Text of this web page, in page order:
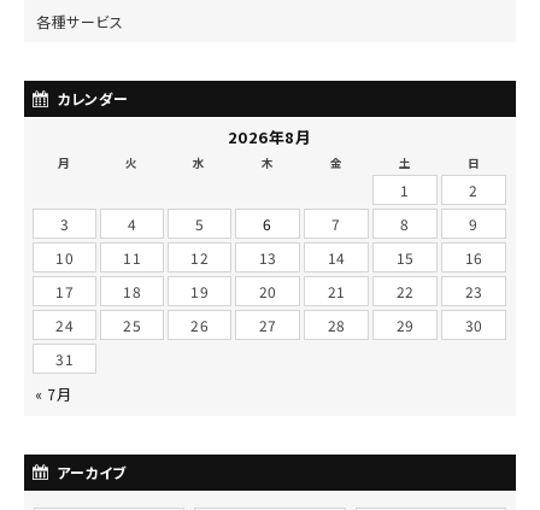
各種サービス
カレンダー
2026年8月
月 火 水 木 金 土 日
1
2
3
4 5 6 7 8
9
10
11 12 13 14 15
16
17
18 19 20 21 22
23
24
25 26 27 28 29
30
31
« 7月
アーカイブ